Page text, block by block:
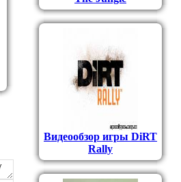
Видеообзор игры DiRT
Rally